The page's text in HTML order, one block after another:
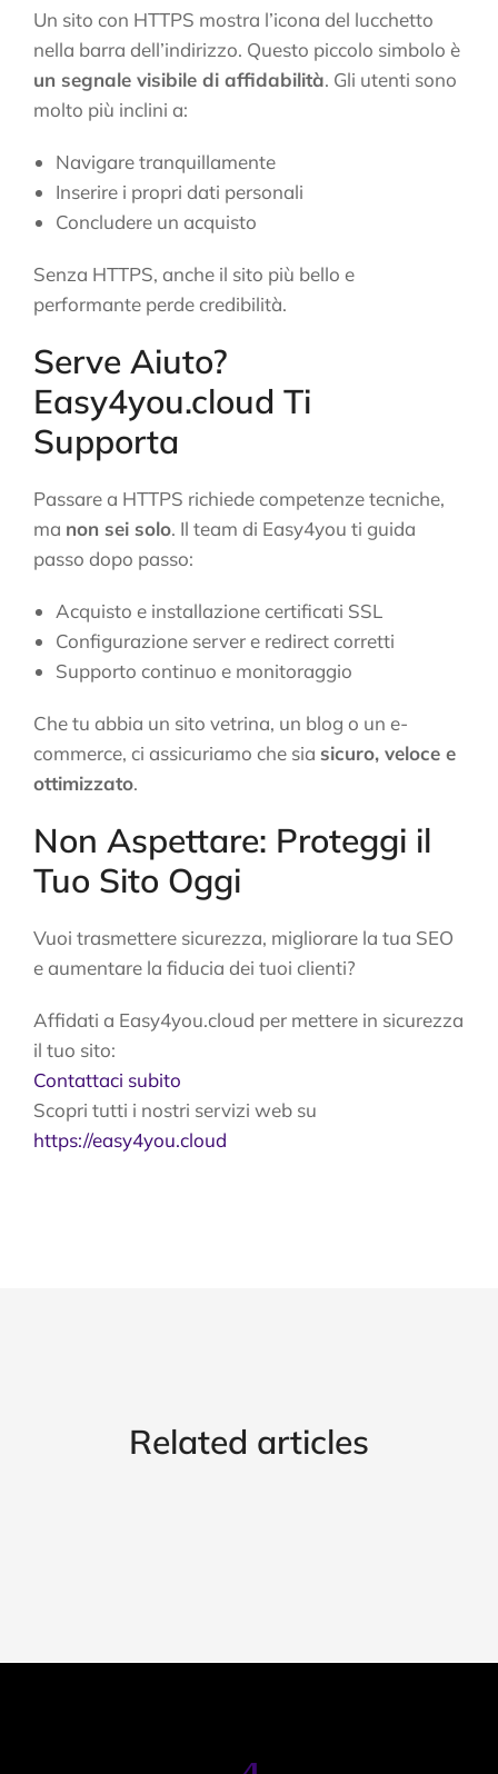
Un sito con HTTPS mostra l’icona del lucchetto
nella barra dell’indirizzo. Questo piccolo simbolo è
un segnale visibile di affidabilità. Gli utenti sono
molto più inclini a:
Navigare tranquillamente
Inserire i propri dati personali
Concludere un acquisto
Senza HTTPS, anche il sito più bello e
performante perde credibilità.
Serve Aiuto?
Easy4you.cloud Ti
Supporta
Passare a HTTPS richiede competenze tecniche,
ma non sei solo. Il team di Easy4you ti guida
passo dopo passo:
Acquisto e installazione certificati SSL
Configurazione server e redirect corretti
Supporto continuo e monitoraggio
Che tu abbia un sito vetrina, un blog o un e-
commerce, ci assicuriamo che sia sicuro, veloce e
ottimizzato.
Non Aspettare: Proteggi il
Tuo Sito Oggi
Vuoi trasmettere sicurezza, migliorare la tua SEO
e aumentare la fiducia dei tuoi clienti?
Affidati a Easy4you.cloud per mettere in sicurezza
il tuo sito:
Contattaci subito
Scopri tutti i nostri servizi web su
https://easy4you.cloud
Related articles